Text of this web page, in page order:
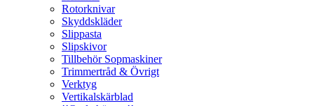
Rotorknivar
Skyddskläder
Slippasta
Slipskivor
Tillbehör Sopmaskiner
Trimmertråd & Övrigt
Verktyg
Vertikalskärblad